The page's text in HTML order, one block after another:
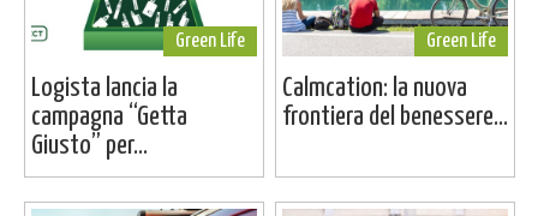
Green Life
Logista lancia la
campagna “Getta
Giusto” per...
Green Life
Calmcation: la nuova
frontiera del benessere...